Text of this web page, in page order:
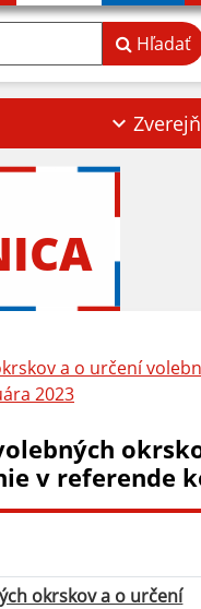
Hľadať
a o určení
2023
v referende
okrskov a o určení